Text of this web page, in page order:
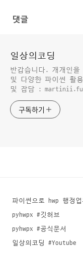
댓글
일상의코딩
반갑습니다. 개개인을
및 다양한 파이썬 활
및 잡담 :
구독하기
파이썬으로 hwp 행정
pyhwpx #깃허브
pyhwpx #공식문서
일상의코딩 #Youtube